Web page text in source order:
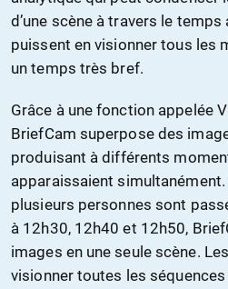
d’une scène à travers le
puissent en visionner tous les
un temps très bref.
Grâce à une fonction appelée
BriefCam superpose des
produisant à différents
apparaissaient simultanément.
plusieurs personnes sont
à 12h30, 12h40 et 12h50,
images en une seule scène.
visionner toutes les séquences